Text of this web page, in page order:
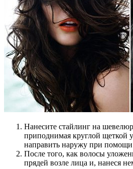
Нанесите стайлинг на
приподнимая круглой щеткой
направить наружу при помощи
После того, как волосы
прядей возле лица и, нанеся